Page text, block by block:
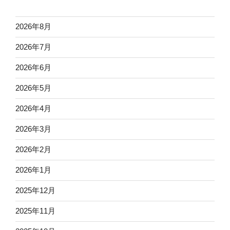
2026年8月
2026年7月
2026年6月
2026年5月
2026年4月
2026年3月
2026年2月
2026年1月
2025年12月
2025年11月